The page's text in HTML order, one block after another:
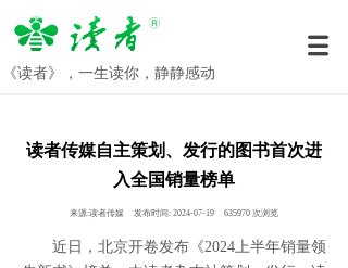
《读者》，一生读你，静静感动
读者传媒自主策划、发行的图书首次进
入全国销量榜单
来源:读者传媒 发布时间: 2024-07-19 635970 次浏览
近日，北京开卷发布《2024上半年销量领